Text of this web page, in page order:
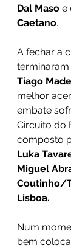
Dal Maso e
Caetano.
A fechar a
Tiago
melhor
embate
Circuito do
composto
Luka
Miguel
Coutinho/
Lisboa.
Num
bem